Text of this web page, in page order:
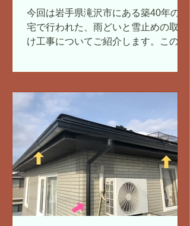
勾配屋根
今回は岩手県滝沢市にある築40年の住
宅で行われた、雨どいと雪止めの取付
け工事についてご紹介します。この家
そこに新しい雨どいと雪止めを設置す